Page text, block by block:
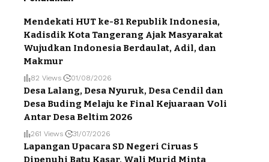
Mendekati HUT ke-81 Republik Indonesia,
Kadisdik Kota Tangerang Ajak Masyarakat
Wujudkan Indonesia Berdaulat, Adil, dan
Makmur
82 Views 01/08/2026
Desa Lalang, Desa Nyuruk, Desa Cendil dan
Desa Buding Melaju ke Final Kejuaraan Voli
Antar Desa Beltim 2026
261 Views 31/07/2026
Lapangan Upacara SD Negeri Ciruas 5